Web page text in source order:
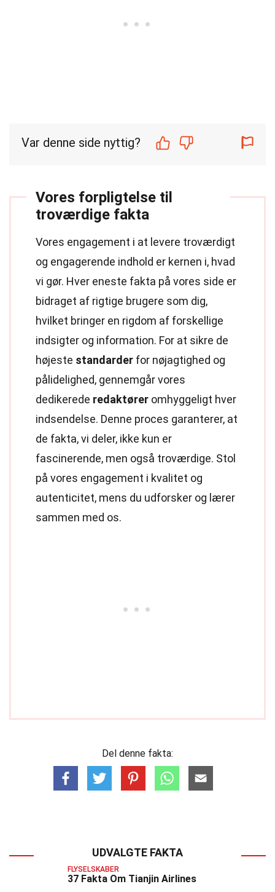
Var denne side nyttig?
Vores forpligtelse til
troværdige fakta
Vores engagement i at levere troværdigt
og engagerende indhold er kernen i, hvad
vi gør. Hver eneste fakta på vores side er
bidraget af rigtige brugere som dig,
hvilket bringer en rigdom af forskellige
indsigter og information. For at sikre de
højeste standarder for nøjagtighed og
pålidelighed, gennemgår vores
dedikerede redaktører omhyggeligt hver
indsendelse. Denne proces garanterer, at
de fakta, vi deler, ikke kun er
fascinerende, men også troværdige. Stol
på vores engagement i kvalitet og
autenticitet, mens du udforsker og lærer
sammen med os.
Del denne fakta:
UDVALGTE FAKTA
FLYSELSKABER
37 Fakta Om Tianjin Airlines